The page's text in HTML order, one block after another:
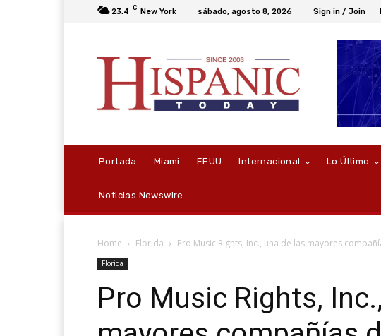
23.4 C New York sábado, agosto 8, 2026 Sign in / Join
Portada Miami EEUU Internacional Lo Último
Noticias Newswire
Home Florida Pro Music Rights, Inc., una de las mayores
Florida
Pro Music Rights,